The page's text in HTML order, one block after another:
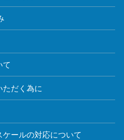
て
ただく為に
ールの対応について